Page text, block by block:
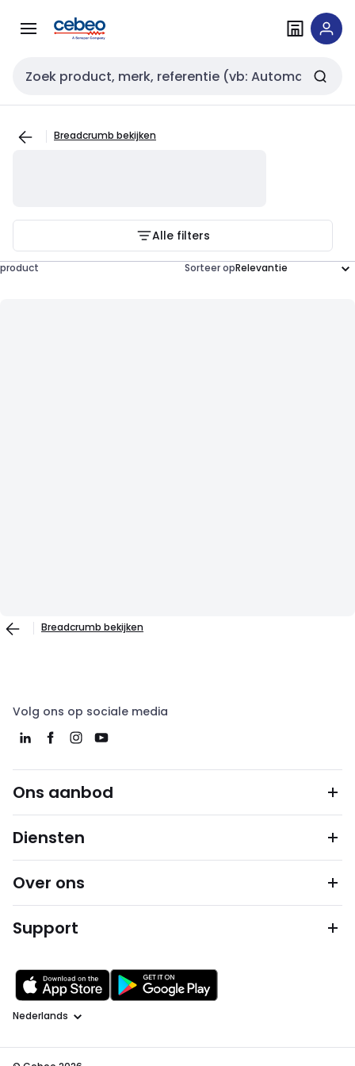
naar
naar
Zoekveld invoer
Breadcrumb bekijken
Alle filters
product Sorteer op
Breadcrumb bekijken
Volg ons op sociale media
Ons aanbod
Diensten
Over ons
Support
Taal